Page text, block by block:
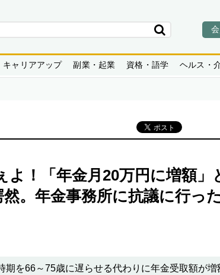
キャリアアップ 副業・起業 資格・語学 ヘルス・
！「年金月20万円に増額」
。年金事務所に抗議に行っ
を66～75歳に遅らせる代わりに年金受取額が増